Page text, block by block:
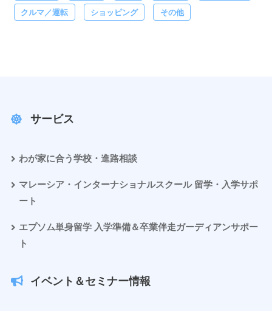
クルマ／運転 ショッピング その他
サービス
わが家に合う学校・進路相談
マレーシア・インターナショナルスクール 留学・入学サポ
ート
エプソム単身留学 入学準備＆卒業伴走ガーディアンサポー
ト
イベント＆セミナー情報